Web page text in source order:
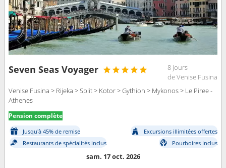
Seven Seas Voyager
8 jours
de Venise Fusina
Venise Fusina > Rijeka > Split > Kotor > Gythion > Mykonos > Le Piree -
Athenes
Pension complète
Jusqu'à 45% de remise
Excursions illimitées offertes
Restaurants de spécialités inclus
Pourboires Inclus
sam. 17 oct. 2026